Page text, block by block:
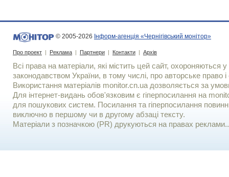
© 2005-2026 Інформ-агенція «Чернігівський монітор»
Про проект | Реклама | Партнери | Контакти | Архів
Всі права на матеріали, які містить цей сайт, охороняються у
законодавством України, в тому числі, про авторське право і
Використання матерiалiв monitor.cn.ua дозволяється за
Для iнтернет-видань обов'язковим є гiперпосилання на
для пошукових систем. Посилання та гіперпосилання
виключно в першому чи в другому абзаці тексту.
Матеріали з позначкою (PR) друкуються на правах реклами..